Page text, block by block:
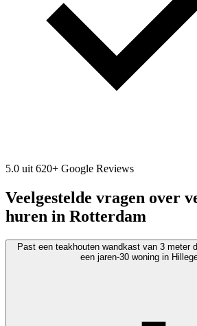
5.0 uit 620+ Google Reviews
Veelgestelde vragen over
huren in Rotterdam
Past een teakhouten wandkast van 3 meter
een jaren-30 woning in